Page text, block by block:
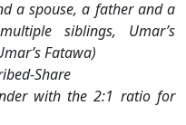
a spouse, a father and a
siblings, Umar’s
Fatawa)
Share
with the 2:1 ratio for